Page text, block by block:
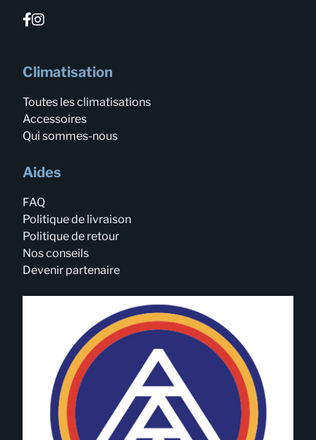
Climatisation
Toutes les climatisations
Accessoires
Qui sommes-nous
Aides
FAQ
Politique de livraison
Politique de retour
Nos conseils
Devenir partenaire